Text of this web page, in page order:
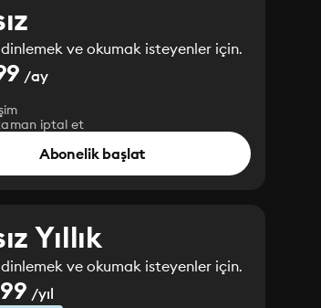
dinlemek ve okumak isteyenler için.
/ay
iptal et
Abonelik başlat
Yıllık
dinlemek ve okumak isteyenler için.
/yıl